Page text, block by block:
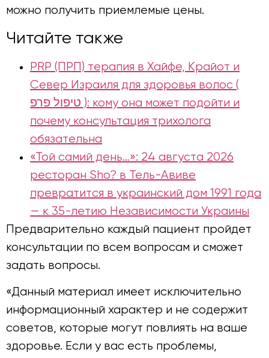
можно получить приемлемые цены.
Читайте также
PRP (ПРП) терапия в Хайфе, Крайот и
Север Израиля для здоровья волос (
טיפול פרפ ): кому она может подойти и
почему консультация трихолога
обязательна
«Той самий день…»: 24 августа 2026
ресторан Sho? в Тель-Авиве
превратится в украинский дом 1991 года
— к 35-летию Независимости Украины
Предварительно каждый пациент пройдет
консультации по всем вопросам и сможет
задать вопросы.
«Данный материал имеет исключительно
информационный характер и не содержит
советов, которые могут повлиять на ваше
здоровье. Если у вас есть проблемы,